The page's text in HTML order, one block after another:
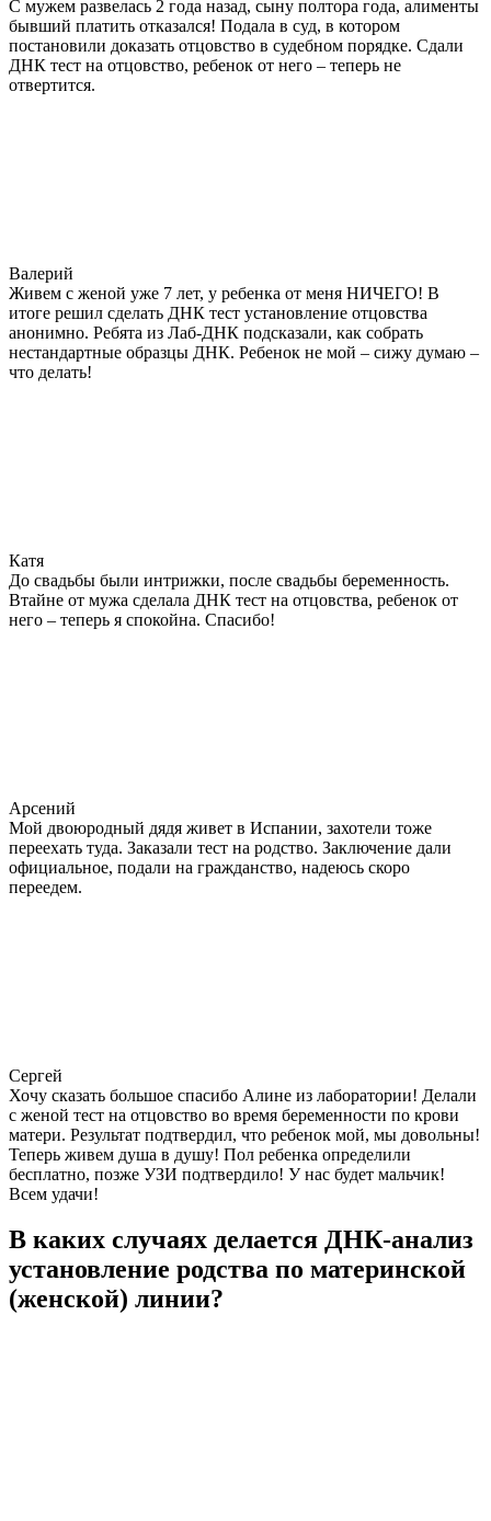
С мужем развелась 2 года назад, сыну полтора года, алименты
бывший платить отказался! Подала в суд, в котором
постановили доказать отцовство в судебном порядке. Сдали
ДНК тест на отцовство, ребенок от него – теперь не
отвертится.
Валерий
Живем с женой уже 7 лет, у ребенка от меня НИЧЕГО! В
итоге решил сделать ДНК тест установление отцовства
анонимно. Ребята из Лаб-ДНК подсказали, как собрать
нестандартные образцы ДНК. Ребенок не мой – сижу думаю –
что делать!
Катя
До свадьбы были интрижки, после свадьбы беременность.
Втайне от мужа сделала ДНК тест на отцовства, ребенок от
него – теперь я спокойна. Спасибо!
Арсений
Мой двоюродный дядя живет в Испании, захотели тоже
переехать туда. Заказали тест на родство. Заключение дали
официальное, подали на гражданство, надеюсь скоро
переедем.
Сергей
Хочу сказать большое спасибо Алине из лаборатории! Делали
с женой тест на отцовство во время беременности по крови
матери. Результат подтвердил, что ребенок мой, мы довольны!
Теперь живем душа в душу! Пол ребенка определили
бесплатно, позже УЗИ подтвердило! У нас будет мальчик!
Всем удачи!
В каких случаях делается ДНК-анализ
установление родства по материнской
(женской) линии?